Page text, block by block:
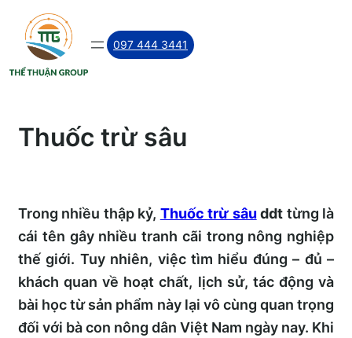
Skip
content
097 444 3441
Thuốc trừ sâu
Trong nhiều thập kỷ, Thuốc trừ sâu ddt từng là
cái tên gây nhiều tranh cãi trong nông nghiệp
thế giới. Tuy nhiên, việc tìm hiểu đúng – đủ –
khách quan về hoạt chất, lịch sử, tác động và
bài học từ sản phẩm này lại vô cùng quan trọng
đối với bà con nông dân Việt Nam ngày nay. Khi